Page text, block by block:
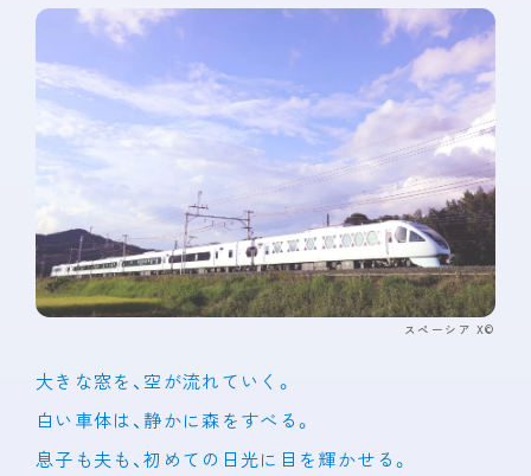
スペーシア X©
大きな窓を、空が流れていく。
白い車体は、静かに森をすべる。
息子も夫も、初めての日光に目を輝かせる。